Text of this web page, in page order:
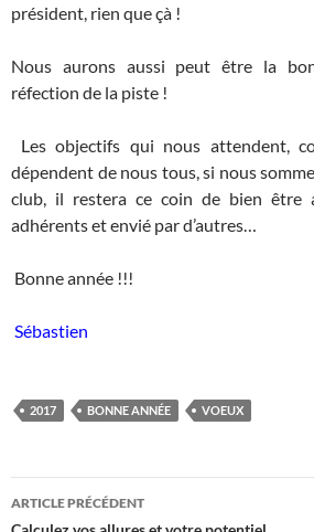
président, rien que çà !
Nous aurons aussi peut être la
réfection de la piste !
Les objectifs qui nous attendent,
dépendent de nous tous, si nous
club, il restera ce coin de bien être
adhérents et envié par d’autres…
Bonne année !!!
Sébastien
2017 BONNE ANNÉE VOEUX
Navigation
ARTICLE PRÉCÉDENT